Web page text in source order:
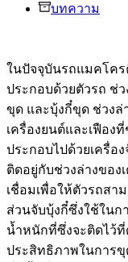
บทความ
ในปัจจุบันรถแมคโคร
ประกอบด้วยตัวรถ ช่
ขุด และบุ้งกี๋ขุด ช่วงล่
เครื่องยนต์และเฟือง
ประกอบไปด้วยเครื่อ
ติดอยู่กับช่วงล่างของ
เชื่อมเพื่อให้ตัวรถสา
ส่วนจับบุ้งกี๋ซึ่งใช้ในก
น้ำหนักที่ซึ่งจะติดไว้ที่
ประสิทธิภาพในการ